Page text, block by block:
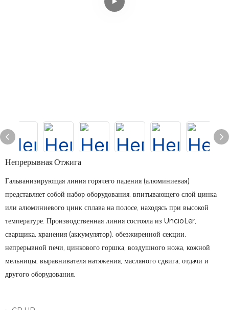
Непрерывная Отжига
Гальванизирующая линия горячего падения (алюминиевая)
представляет собой набор оборудования, впитывающего слой цинка
или алюминиевого цинк сплава на полосе, находясь при высокой
температуре. Производственная линия состояла из UncioLer,
сварщика, хранения (аккумулятор), обезжиренной секции,
непрерывной печи, цинкового горшка, воздушного ножа, кожной
мельницы, выравнивателя натяжения, масляного сдвига, отдачи и
другого оборудования.